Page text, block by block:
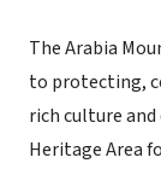
The Arabia
to protecting,
rich culture
Heritage Area